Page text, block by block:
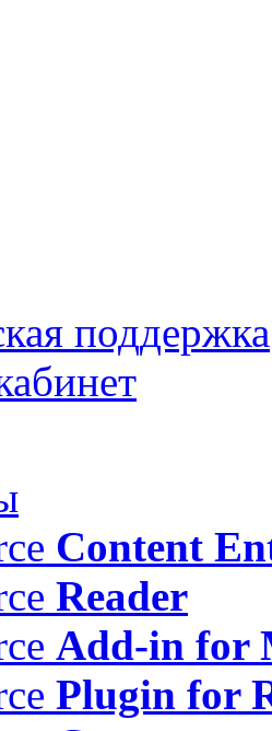
поддержка
Content
Reader
Add-in for
Plugin for